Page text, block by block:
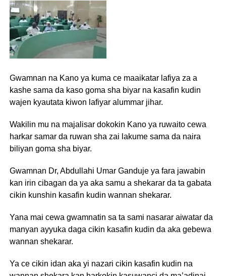
Gwamnan na Kano ya kuma ce maaikatar lafiya za a
kashe sama da kaso goma sha biyar na kasafin kudin
wajen kyautata kiwon lafiyar alummar jihar.
Wakilin mu na majalisar dokokin Kano ya ruwaito cewa
harkar samar da ruwan sha zai lakume sama da naira
biliyan goma sha biyar.
Gwamnan Dr, Abdullahi Umar Ganduje ya fara jawabin
kan irin cibagan da ya aka samu a shekarar da ta gabata
cikin kunshin kasafin kudin wannan shekarar.
Yana mai cewa gwamnatin sa ta sami nasarar aiwatar da
manyan ayyuka daga cikin kasafin kudin da aka gebewa
wannan shekarar.
Ya ce cikin idan aka yi nazari cikin kasafin kudin na